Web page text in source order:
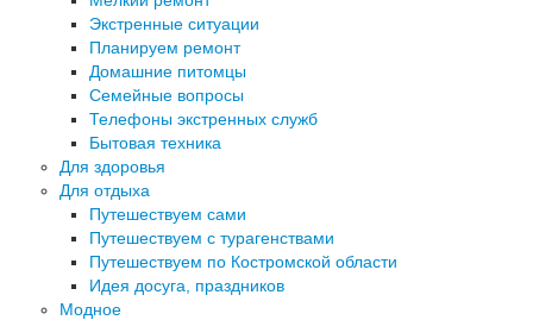
Экстренные ситуации
Планируем ремонт
Домашние питомцы
Семейные вопросы
Телефоны экстренных служб
Бытовая техника
Для здоровья
Для отдыха
Путешествуем сами
Путешествуем с турагенствами
Путешествуем по Костромской области
Идея досуга, праздников
Модное